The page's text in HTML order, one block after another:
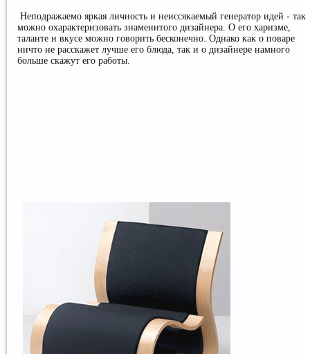
Неподражаемо яркая личность и неиссякаемый генератор идей - так
можно охарактеризовать знаменитого дизайнера. О его харизме,
таланте и вкусе можно говорить бесконечно. Однако как о поваре
ничто не расскажет лучше его блюда, так и о дизайнере намного
больше скажут его работы.